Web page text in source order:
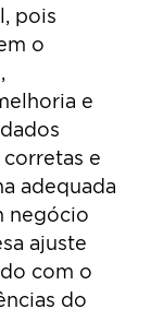
pois
o
e
e
adequada
negócio
ajuste
com o
do